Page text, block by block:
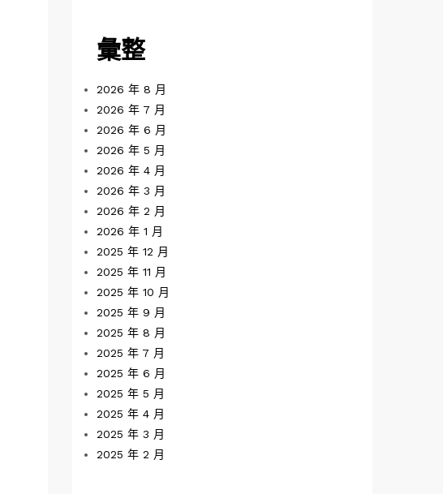
彙整
2026 年 8 月
2026 年 7 月
2026 年 6 月
2026 年 5 月
2026 年 4 月
2026 年 3 月
2026 年 2 月
2026 年 1 月
2025 年 12 月
2025 年 11 月
2025 年 10 月
2025 年 9 月
2025 年 8 月
2025 年 7 月
2025 年 6 月
2025 年 5 月
2025 年 4 月
2025 年 3 月
2025 年 2 月